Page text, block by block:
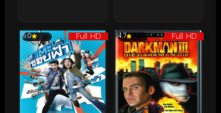
Full HD
6.0 Full HD
4.7